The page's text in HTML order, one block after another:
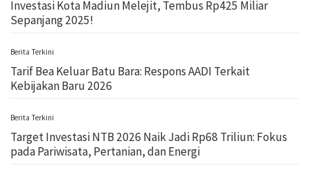
Investasi Kota Madiun Melejit, Tembus Rp425 Miliar
Sepanjang 2025!
Berita Terkini
Tarif Bea Keluar Batu Bara: Respons AADI Terkait
Kebijakan Baru 2026
Berita Terkini
Target Investasi NTB 2026 Naik Jadi Rp68 Triliun: Fokus
pada Pariwisata, Pertanian, dan Energi